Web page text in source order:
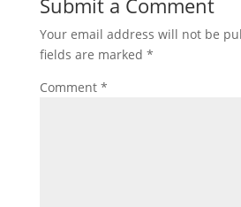
Submit a Comment
Your email address will not be
fields are marked *
Comment *